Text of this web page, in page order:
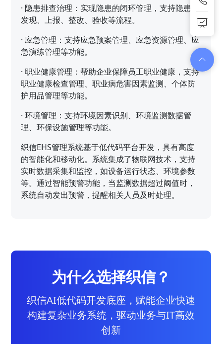
·隐患排查治理：实现隐患的闭环管理，支持隐患的
发现、上报、整改、验收等流程。
· 应急管理：支持应急预案管理、应急资源管理、应
急演练管理等功能。
·职业健康管理：帮助企业保障员工职业健康，支持
职业健康检查管理、职业病危害因素监测、个体防
护用品管理等功能。
·环境管理：支持环境因素识别、环境监测数据管
理、环保设施管理等功能。
织信EHS管理系统基于低代码平台开发，具有高度
的智能化和移动化。系统集成了物联网技术，支持
实时数据采集和监控，如设备运行状态、环境参数
等。通过智能预警功能，当监测数据超过阈值时，
系统自动发出预警，提醒相关人员及时处理。
为什么选择织信？
织信AI低代码开发底座，赋能企业快速
构建复杂业务系统，驱动业务与IT高效
创新